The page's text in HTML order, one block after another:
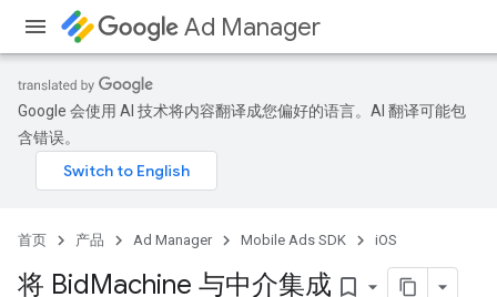
Ad Manager
Google 会使用 AI 技术将内容翻译成您偏好的语言。AI 翻译可能包
含错误。
首页 产品 Ad Manager Mobile Ads SDK iOS
将 BidMachine 与中介集成 bookmark_border